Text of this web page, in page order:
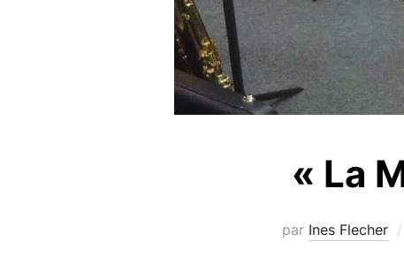
« La
par Ines Flecher